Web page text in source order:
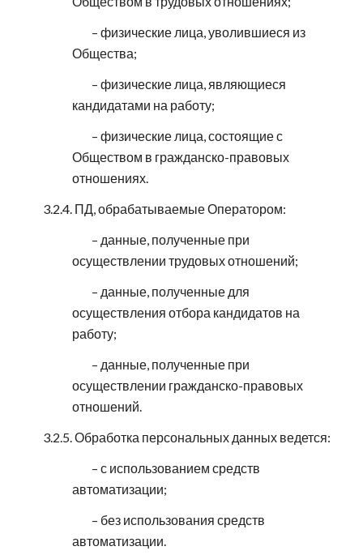
– физические лица, уволившиеся из
Общества;
– физические лица, являющиеся
кандидатами на работу;
– физические лица, состоящие с
Обществом в гражданско-правовых
отношениях.
3.2.4. ПД, обрабатываемые Оператором:
– данные, полученные при
осуществлении трудовых отношений;
– данные, полученные для
осуществления отбора кандидатов на
работу;
– данные, полученные при
осуществлении гражданско-правовых
отношений.
3.2.5. Обработка персональных данных ведется:
– с использованием средств
автоматизации;
– без использования средств
автоматизации.